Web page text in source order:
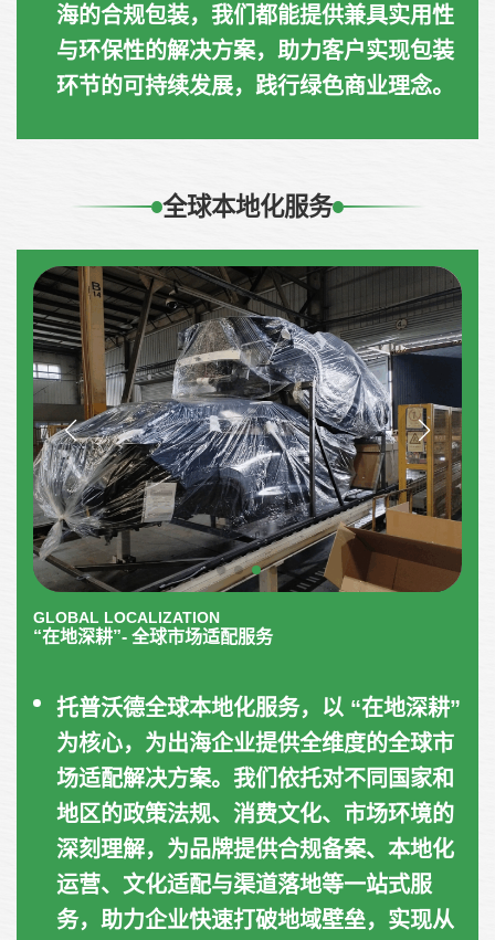
海的合规包装，我们都能提供兼具实用性
与环保性的解决方案，助力客户实现包装
环节的可持续发展，践行绿色商业理念。
全球本地化服务
GLOBAL LOCALIZATION
“在地深耕”- 全球市场适配服务
托普沃德全球本地化服务，以 “在地深耕”
为核心，为出海企业提供全维度的全球市
场适配解决方案。我们依托对不同国家和
地区的政策法规、消费文化、市场环境的
深刻理解，为品牌提供合规备案、本地化
运营、文化适配与渠道落地等一站式服
务，助力企业快速打破地域壁垒，实现从